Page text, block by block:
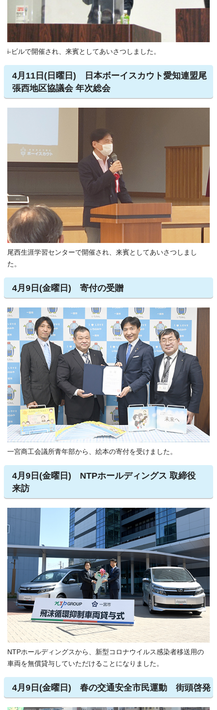
i-ビルで開催され、来賓としてあいさつしました。
4月11日(日曜日) 日本ボーイスカウト愛知連盟尾
張西地区協議会 年次総会
尾西生涯学習センターで開催され、来賓としてあいさつしまし
た。
4月9日(金曜日) 寄付の受贈
一宮商工会議所青年部から、絵本の寄付を受けました。
4月9日(金曜日) NTPホールディングス 取締役
来訪
NTPホールディングスから、新型コロナウイルス感染者移送用の
車両を無償貸与していただけることになりました。
4月9日(金曜日) 春の交通安全市民運動 街頭啓発